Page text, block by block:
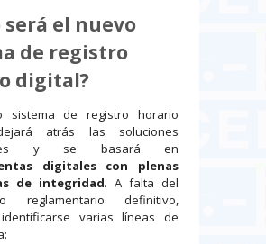
será el nuevo
de registro
digital?
sistema de registro horario
atrás las soluciones
y se basará en
digitales con plenas
de integridad. A falta del
reglamentario definitivo,
varias líneas de